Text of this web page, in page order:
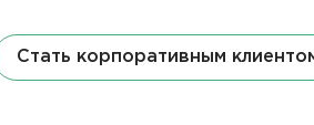
Стать корпоративным